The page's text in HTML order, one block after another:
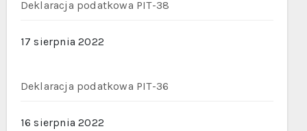
Deklaracja podatkowa PIT-38
17 sierpnia 2022
Deklaracja podatkowa PIT-36
16 sierpnia 2022